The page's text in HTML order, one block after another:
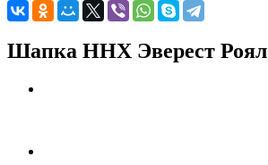
Шапка ННХ Эверест Роял